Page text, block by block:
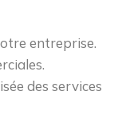
entreprise.
des services